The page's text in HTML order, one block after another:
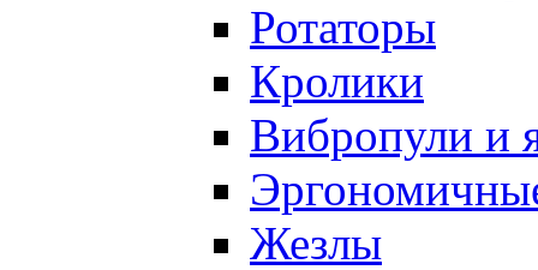
Ротаторы
Кролики
Вибропули и
Жезлы